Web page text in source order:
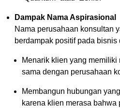
Dampak Nama Aspirasional
Nama perusahaan konsultan
berdampak positif pada bisnis
Menarik klien yang
sama dengan perusahaan
Membangun hubungan
karena klien merasa bahwa